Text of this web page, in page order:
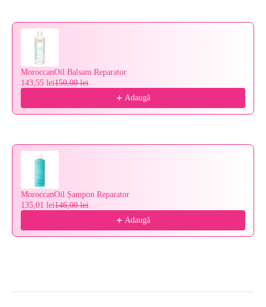
MoroccanOil Balsam Reparator
143,55 lei150,00 lei
Adaugă
MoroccanOil Șampon Reparator
135,01 lei146,00 lei
Adaugă